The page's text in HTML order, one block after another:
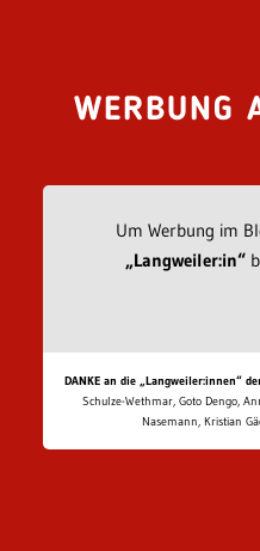
WERBUNG
Um Werbung im
„Langweiler:in“
DANKE an die „Langweiler:innen“
Schulze-Wethmar, Goto Dengo,
Nasemann, Kristian